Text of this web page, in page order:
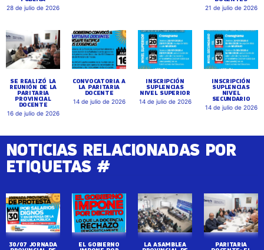
28 de julio de 2026 21 de julio de 2026
SE REALIZÓ LA
REUNIÓN DE LA
PARITARIA
PROVINCIAL
DOCENTE
16 de julio de 2026
CONVOCATORIA A
LA PARITARIA
DOCENTE
14 de julio de 2026
INSCRIPCIÓN
SUPLENCIAS
NIVEL SUPERIOR
14 de julio de 2026
INSCRIPCIÓN
SUPLENCIAS
NIVEL
SECUNDARIO
14 de julio de 2026
NOTICIAS RELACIONADAS POR
ETIQUETAS #
30/07 JORNADA EL GOBIERNO LA ASAMBLEA PARITARIA